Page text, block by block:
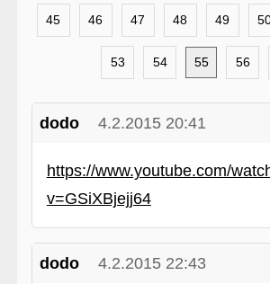
45 46 47 48 49
53 54 55 56
dodo 4.2.2015 20:41
https://www.youtube.com/
v=GSiXBjejj64
dodo 4.2.2015 22:43